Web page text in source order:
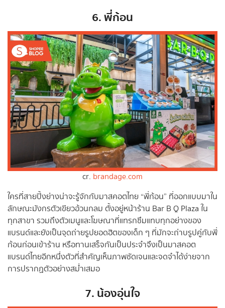
6. พี่ก้อน
cr. brandage.com
ใครที่สายปิ้งย่างน่าจะรู้จักกับมาสคอตไทย “พี่ก้อน” ที่ออกแบบมาใน
ลักษณะมังกรตัวเขียวอ้วนกลม ตั้งอยู่หน้าร้าน Bar B Q Plaza ใน
ทุกสาขา รวมถึงตัวเมนูและโฆษณาที่แทรกซึมแทบทุกอย่างของ
แบรนด์และยังเป็นจุดถ่ายรูปยอดฮิตของเด็ก ๆ ที่มักจะถ่าบรูปคู่กับพี่
ก้อนก่อนเข้าร้าน หรือทานเสร็จกันเป็นประจำจึงเป็นมาสคอต
แบรนด์ไทยอีกหนึ่งตัวที่สำคัญเห็นภาพชัดเจนและจดจำได้ง่าย จาก
การปรากฏตัวอย่างสม่ำเสมอ
7. น้องอุ่นใจ